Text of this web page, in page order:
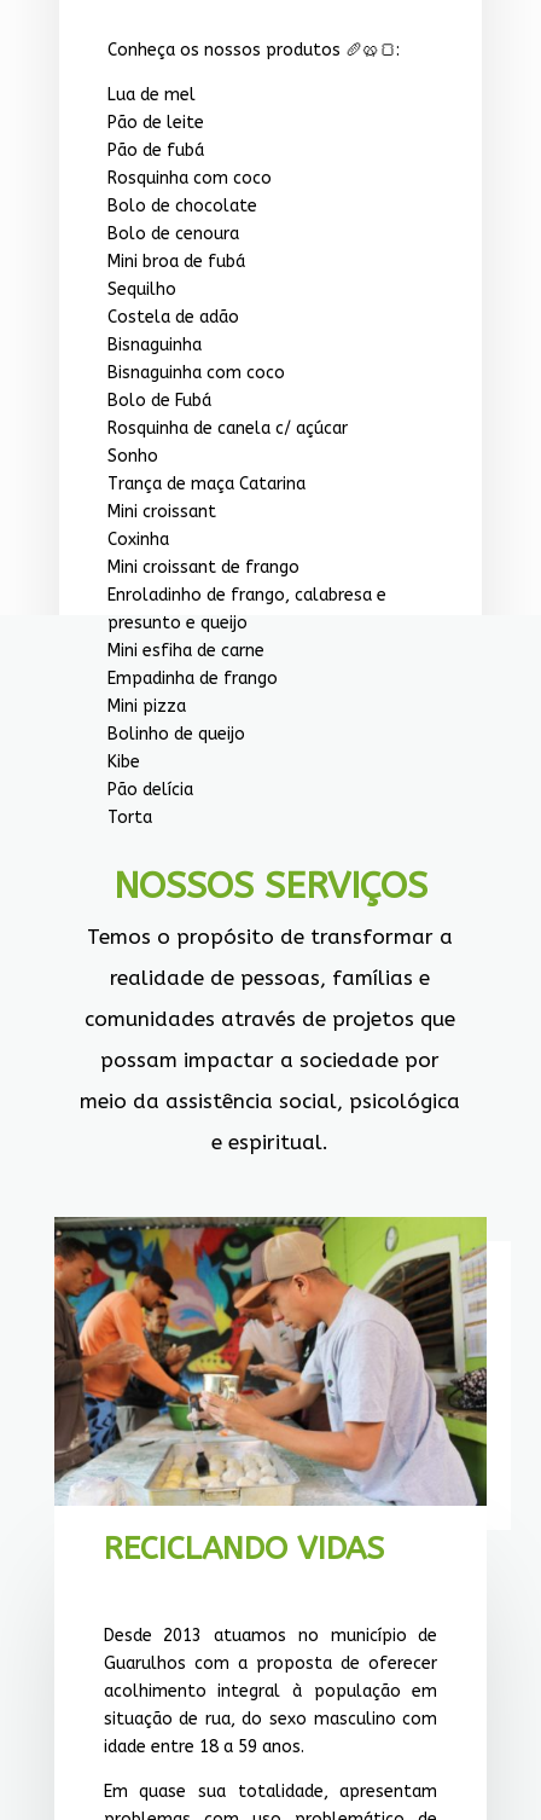
Conheça os nossos produtos 🥖🥨🍞:
Lua de mel
Pão de leite
Pão de fubá
Rosquinha com coco
Bolo de chocolate
Bolo de cenoura
Mini broa de fubá
Sequilho
Costela de adão
Bisnaguinha
Bisnaguinha com coco
Bolo de Fubá
Rosquinha de canela c/ açúcar
Sonho
Trança de maça Catarina
Mini croissant
Coxinha
Mini croissant de frango
Enroladinho de frango, calabresa e
presunto e queijo
Mini esfiha de carne
Empadinha de frango
Mini pizza
Bolinho de queijo
Kibe
Pão delícia
Torta
NOSSOS SERVIÇOS
Temos o propósito de transformar a
realidade de pessoas, famílias e
comunidades através de projetos que
possam impactar a sociedade por
meio da assistência social, psicológica
e espiritual.
RECICLANDO VIDAS
Desde 2013 atuamos no município de
Guarulhos com a proposta de oferecer
acolhimento integral à população em
situação de rua, do sexo masculino com
idade entre 18 a 59 anos.
Em quase sua totalidade, apresentam